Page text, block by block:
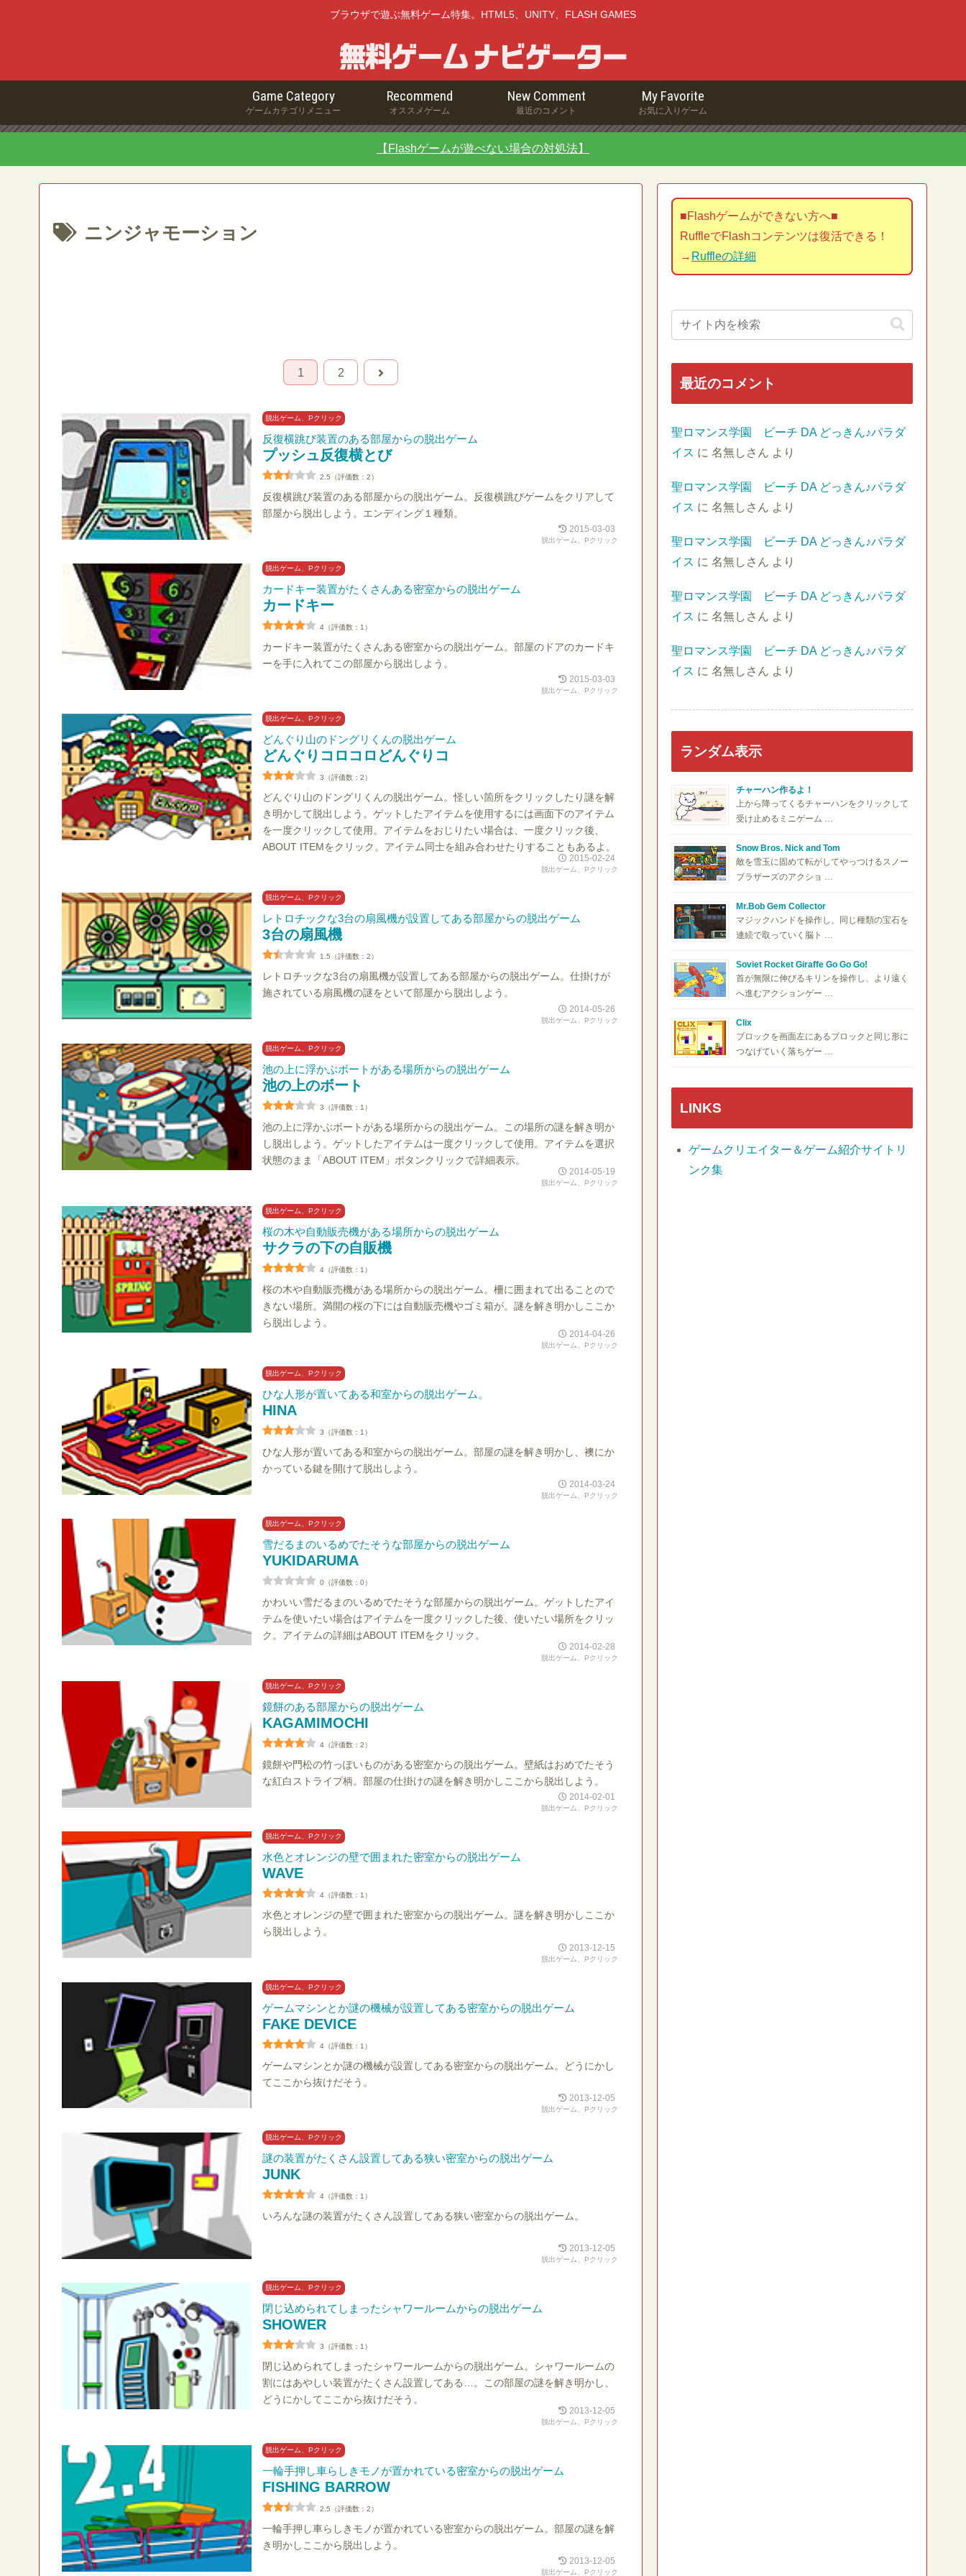
ブラウザで遊ぶ無料ゲーム特集。HTML5、UNITY、FLASH GAMES
Game Category
ゲームカテゴリメニュー
Recommend
オススメゲーム
New Comment
最近のコメント
My Favorite
お気に入りゲーム
【Flashゲームが遊べない場合の対処法】
ニンジャモーション
1 2
脱出ゲーム、Pクリック
反復横跳び装置のある部屋からの脱出ゲーム
プッシュ反復横とび
2.5（評価数：2）
反復横跳び装置のある部屋からの脱出ゲーム。反復横跳びゲームをクリアして
部屋から脱出しよう。エンディング１種類。
2015-03-03
脱出ゲーム、Pクリック
脱出ゲーム、Pクリック
カードキー装置がたくさんある密室からの脱出ゲーム
カードキー
4（評価数：1）
カードキー装置がたくさんある密室からの脱出ゲーム。部屋のドアのカードキ
ーを手に入れてこの部屋から脱出しよう。
2015-03-03
脱出ゲーム、Pクリック
脱出ゲーム、Pクリック
どんぐり山のドングリくんの脱出ゲーム
どんぐりコロコロどんぐりコ
3（評価数：2）
どんぐり山のドングリくんの脱出ゲーム。怪しい箇所をクリックしたり謎を解
き明かして脱出しよう。ゲットしたアイテムを使用するには画面下のアイテム
を一度クリックして使用。アイテムをおじりたい場合は、一度クリック後、
ABOUT ITEMをクリック。アイテム同士を組み合わせたりすることもあるよ。
2015-02-24
脱出ゲーム、Pクリック
脱出ゲーム、Pクリック
レトロチックな3台の扇風機が設置してある部屋からの脱出ゲーム
3台の扇風機
1.5（評価数：2）
レトロチックな3台の扇風機が設置してある部屋からの脱出ゲーム。仕掛けが
施されている扇風機の謎をといて部屋から脱出しよう。
2014-05-26
脱出ゲーム、Pクリック
脱出ゲーム、Pクリック
池の上に浮かぶボートがある場所からの脱出ゲーム
池の上のボート
3（評価数：1）
池の上に浮かぶボートがある場所からの脱出ゲーム。この場所の謎を解き明か
し脱出しよう。ゲットしたアイテムは一度クリックして使用。アイテムを選択
状態のまま「ABOUT ITEM」ボタンクリックで詳細表示。
2014-05-19
脱出ゲーム、Pクリック
脱出ゲーム、Pクリック
桜の木や自動販売機がある場所からの脱出ゲーム
サクラの下の自販機
4（評価数：1）
桜の木や自動販売機がある場所からの脱出ゲーム。柵に囲まれて出ることので
きない場所。満開の桜の下には自動販売機やゴミ箱が。謎を解き明かしここか
ら脱出しよう。
2014-04-26
脱出ゲーム、Pクリック
脱出ゲーム、Pクリック
ひな人形が置いてある和室からの脱出ゲーム。
HINA
3（評価数：1）
ひな人形が置いてある和室からの脱出ゲーム。部屋の謎を解き明かし、襖にか
かっている鍵を開けて脱出しよう。
2014-03-24
脱出ゲーム、Pクリック
脱出ゲーム、Pクリック
雪だるまのいるめでたそうな部屋からの脱出ゲーム
YUKIDARUMA
0（評価数：0）
かわいい雪だるまのいるめでたそうな部屋からの脱出ゲーム。ゲットしたアイ
テムを使いたい場合はアイテムを一度クリックした後、使いたい場所をクリッ
ク。アイテムの詳細はABOUT ITEMをクリック。
2014-02-28
脱出ゲーム、Pクリック
脱出ゲーム、Pクリック
鏡餅のある部屋からの脱出ゲーム
KAGAMIMOCHI
4（評価数：2）
鏡餅や門松の竹っぽいものがある密室からの脱出ゲーム。壁紙はおめでたそう
な紅白ストライプ柄。部屋の仕掛けの謎を解き明かしここから脱出しよう。
2014-02-01
脱出ゲーム、Pクリック
脱出ゲーム、Pクリック
水色とオレンジの壁で囲まれた密室からの脱出ゲーム
WAVE
4（評価数：1）
水色とオレンジの壁で囲まれた密室からの脱出ゲーム。謎を解き明かしここか
ら脱出しよう。
2013-12-15
脱出ゲーム、Pクリック
脱出ゲーム、Pクリック
ゲームマシンとか謎の機械が設置してある密室からの脱出ゲーム
FAKE DEVICE
4（評価数：1）
ゲームマシンとか謎の機械が設置してある密室からの脱出ゲーム。どうにかし
てここから抜けだそう。
2013-12-05
脱出ゲーム、Pクリック
脱出ゲーム、Pクリック
謎の装置がたくさん設置してある狭い密室からの脱出ゲーム
JUNK
4（評価数：1）
いろんな謎の装置がたくさん設置してある狭い密室からの脱出ゲーム。
2013-12-05
脱出ゲーム、Pクリック
脱出ゲーム、Pクリック
閉じ込められてしまったシャワールームからの脱出ゲーム
SHOWER
3（評価数：1）
閉じ込められてしまったシャワールームからの脱出ゲーム。シャワールームの
割にはあやしい装置がたくさん設置してある…。この部屋の謎を解き明かし、
どうにかしてここから抜けだそう。
2013-12-05
脱出ゲーム、Pクリック
脱出ゲーム、Pクリック
一輪手押し車らしきモノが置かれている密室からの脱出ゲーム
FISHING BARROW
2.5（評価数：2）
一輪手押し車らしきモノが置かれている密室からの脱出ゲーム。部屋の謎を解
き明かしここから脱出しよう。
2013-12-05
脱出ゲーム、Pクリック
■Flashゲームができない方へ■
RuffleでFlashコンテンツは復活できる！
→ Ruffleの詳細
最近のコメント
聖ロマンス学園 ビーチ DA どっきん♪パラダ
イス に 名無しさん より
聖ロマンス学園 ビーチ DA どっきん♪パラダ
イス に 名無しさん より
聖ロマンス学園 ビーチ DA どっきん♪パラダ
イス に 名無しさん より
聖ロマンス学園 ビーチ DA どっきん♪パラダ
イス に 名無しさん より
聖ロマンス学園 ビーチ DA どっきん♪パラダ
イス に 名無しさん より
ランダム表示
チャーハン作るよ！
上から降ってくるチャーハンをクリックして
受け止めるミニゲーム …
Snow Bros. Nick and Tom
敵を雪玉に固めて転がしてやっつけるスノー
ブラザーズのアクショ …
Mr.Bob Gem Collector
マジックハンドを操作し、同じ種類の宝石を
連続で取っていく脳ト …
Soviet Rocket Giraffe Go Go Go!
首が無限に伸びるキリンを操作し、より遠く
へ進むアクションゲー …
Clix
ブロックを画面左にあるブロックと同じ形に
つなげていく落ちゲー …
LINKS
ゲームクリエイター＆ゲーム紹介サイトリ
ンク集